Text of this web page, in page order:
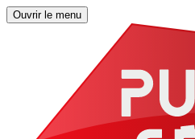
Ouvrir le menu